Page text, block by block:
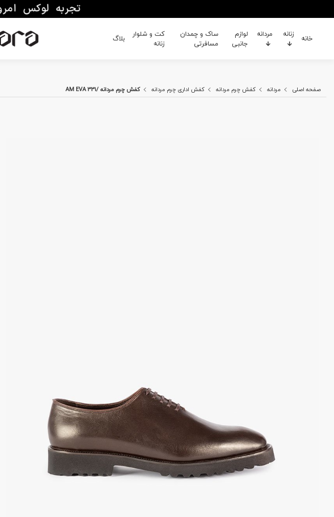
خانه زنانه مردانه
لوازم
جانبی
ساک و چمدان
مسافرتی
کت و شلوار
زنانه
بلاگ
صفحه اصلی مردانه کفش چرم مردانه کفش اداری چرم مردانه کفش چرم مردانه /331 AM EVA